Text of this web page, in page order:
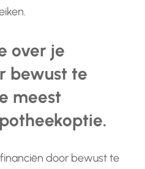
over je
bewust te
meest
door bewust te